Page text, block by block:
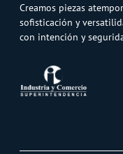
Creamos piezas
sofisticación y
con intención y